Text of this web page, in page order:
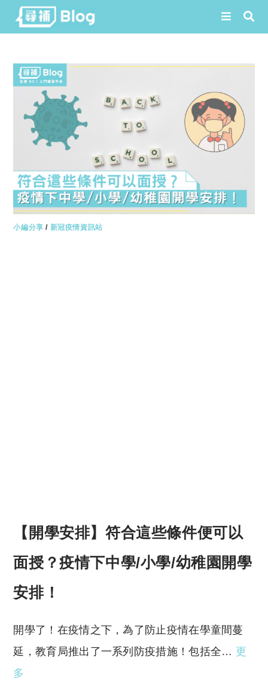
content
小編分享 / 新冠疫情資訊站
【開學安排】符合這些條件便可以
面授？疫情下中學/小學/幼稚園開學
安排！
開學了！在疫情之下，為了防止疫情在學童間蔓
延，教育局推出了一系列防疫措施！包括全… 更
多